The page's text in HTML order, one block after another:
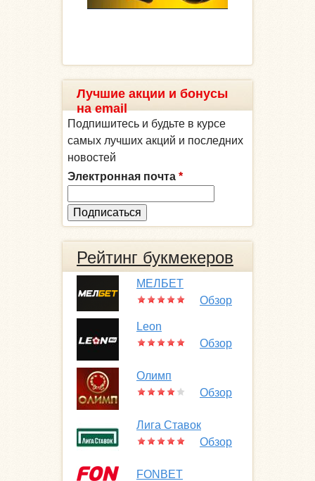
Лучшие акции и бонусы
на email
Подпишитесь и будьте в курсе
самых лучших акций и последних
новостей
Электронная почта *
Рейтинг букмекеров
МЕЛБЕТ
Обзор
Leon
Обзор
Олимп
Обзор
Лига Ставок
Обзор
FONBET